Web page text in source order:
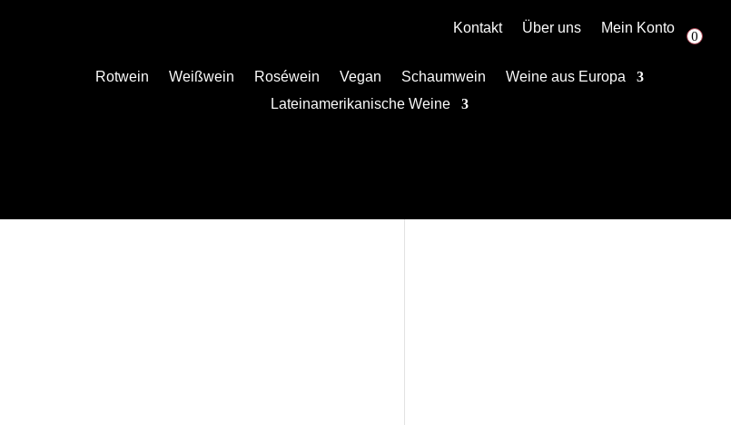
Kontakt Über uns Mein Konto
0
Rotwein Weißwein Roséwein Vegan Schaumwein
Weine aus Europa
Lateinamerikanische Weine